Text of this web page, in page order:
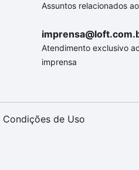
Assuntos relacionados
Atendimento exclusivo
imprensa
Condições de Uso